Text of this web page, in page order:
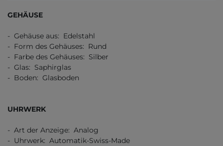
GEHÄUSE
- Gehäuse aus: Edelstahl
- Form des Gehäuses: Rund
- Farbe des Gehäuses: Silber
- Glas: Saphirglas
- Boden: Glasboden
UHRWERK
- Art der Anzeige: Analog
- Uhrwerk: Automatik-Swiss-Made